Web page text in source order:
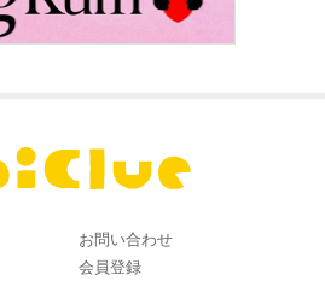
お問い合わせ
会員登録